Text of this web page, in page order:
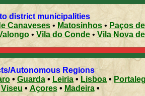
- Porto district municipalities
Canaveses • Matosinhos • Paços
• Vila do Conde• Vila Nova
- Districts/Autonomous Regions
• Guarda• Leiria • Lisboa •
Viseu • Açores • Madeira •